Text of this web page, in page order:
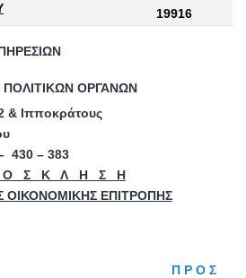
19916
ΟΡΓΑΝΩΝ
& Ιπποκράτους
430 – 383
Σ Κ Λ Η Σ Η
ΟΙΚΟΝΟΜΙΚΗΣ ΕΠΙΤΡΟΠΗΣ
Π Ρ Ο Σ